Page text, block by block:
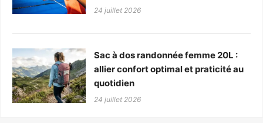
24 juillet 2026
Sac à dos randonnée femme 20L :
allier confort optimal et praticité au
quotidien
24 juillet 2026